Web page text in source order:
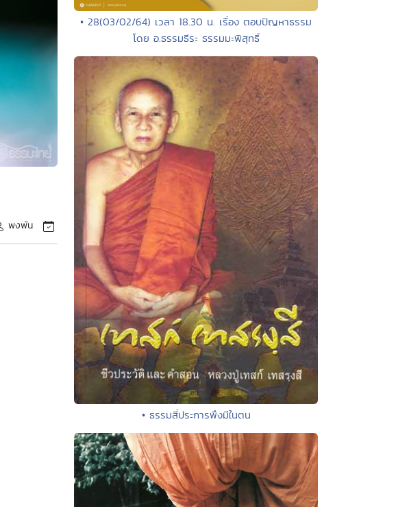
พงพัน
• 28(03/02/64) เวลา 18.30 น. เรื่อง ตอบปัญหาธรรม
โดย อ.ธรรมธีระ ธรรมมะพิสุทธิ์
• ธรรมสี่ประการพึงมีในตน